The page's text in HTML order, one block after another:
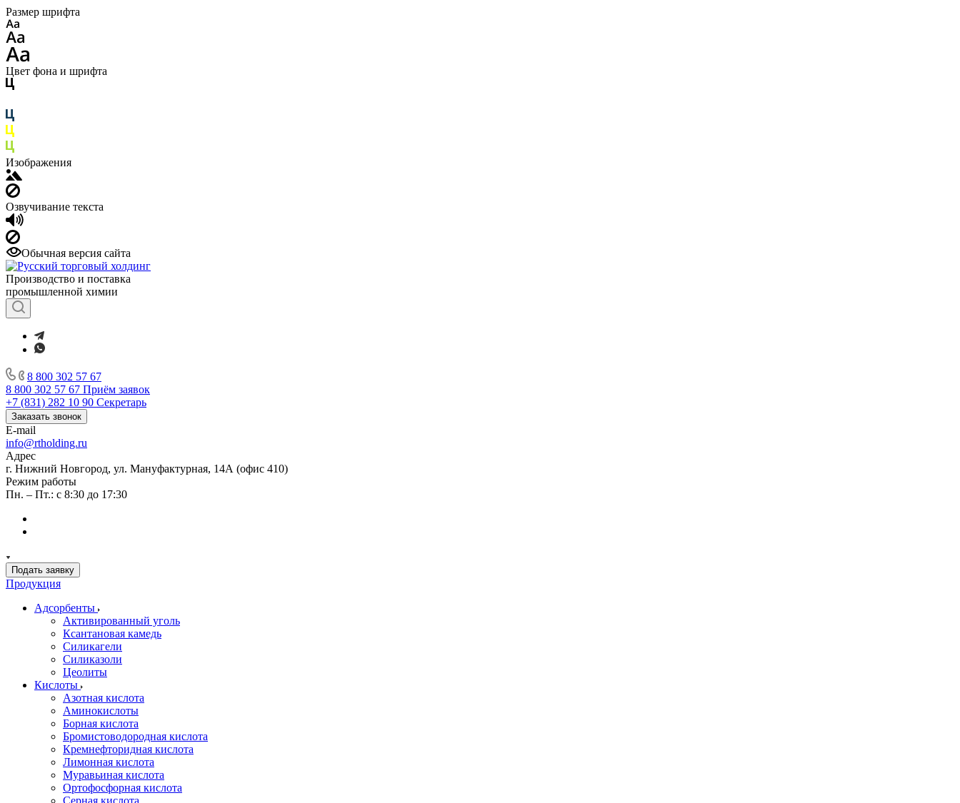
Размер шрифта
Цвет фона и шрифта
Изображения
Озвучивание текста
Обычная версия сайта
Производство и поставка
промышленной химии
8 800 302 57 67
8 800 302 57 67 Приём заявок
+7 (831) 282 10 90 Секретарь
Заказать звонок
E-mail
info@rtholding.ru
Адрес
г. Нижний Новгород, ул. Мануфактурная, 14А (офис 410)
Режим работы
Пн. – Пт.: с 8:30 до 17:30
Подать заявку
Продукция
Адсорбенты
Активированный уголь
Ксантановая камедь
Силикагели
Силиказоли
Цеолиты
Кислоты
Азотная кислота
Аминокислоты
Борная кислота
Бромистоводородная кислота
Кремнефторидная кислота
Лимонная кислота
Муравьиная кислота
Ортофосфорная кислота
Серная кислота